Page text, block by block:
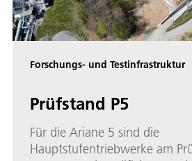
Forschungs- und Testinfrastruktur
Prüfstand P5
Für die Ariane 5 sind die
Hauptstufentriebwerke am